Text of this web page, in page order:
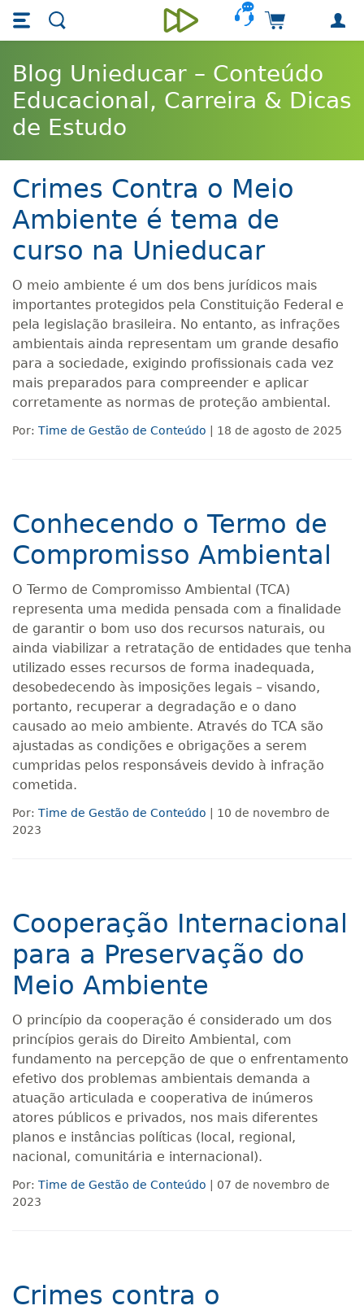
Skip main navigation
Skip to main content
Unieducar
Carrinho de
Blog Unieducar – Conteúdo
Educacional, Carreira & Dicas
de Estudo
Crimes Contra o Meio
Ambiente é tema de
curso na Unieducar
O meio ambiente é um dos bens jurídicos mais
importantes protegidos pela Constituição Federal e
pela legislação brasileira. No entanto, as infrações
ambientais ainda representam um grande desafio
para a sociedade, exigindo profissionais cada vez
mais preparados para compreender e aplicar
corretamente as normas de proteção ambiental.
Por: Time de Gestão de Conteúdo | 18 de agosto de 2025
Conhecendo o Termo de
Compromisso Ambiental
O Termo de Compromisso Ambiental (TCA)
representa uma medida pensada com a finalidade
de garantir o bom uso dos recursos naturais, ou
ainda viabilizar a retratação de entidades que tenha
utilizado esses recursos de forma inadequada,
desobedecendo às imposições legais – visando,
portanto, recuperar a degradação e o dano
causado ao meio ambiente. Através do TCA são
ajustadas as condições e obrigações a serem
cumpridas pelos responsáveis devido à infração
cometida.
Por: Time de Gestão de Conteúdo | 10 de novembro de
2023
Cooperação Internacional
para a Preservação do
Meio Ambiente
O princípio da cooperação é considerado um dos
princípios gerais do Direito Ambiental, com
fundamento na percepção de que o enfrentamento
efetivo dos problemas ambientais demanda a
atuação articulada e cooperativa de inúmeros
atores públicos e privados, nos mais diferentes
planos e instâncias políticas (local, regional,
nacional, comunitária e internacional).
Por: Time de Gestão de Conteúdo | 07 de novembro de
2023
Crimes contra o